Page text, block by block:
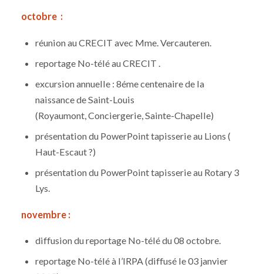
octobre :
réunion au CRECIT avec Mme. Vercauteren.
reportage No-télé au CRECIT .
excursion annuelle : 8éme centenaire de la
naissance de Saint-Louis
(Royaumont, Conciergerie, Sainte-Chapelle)
présentation du PowerPoint tapisserie au Lions (
Haut-Escaut ?)
présentation du PowerPoint tapisserie au Rotary 3
Lys.
novembre :
diffusion du reportage No-télé du 08 octobre.
reportage No-télé à l’IRPA (diffusé le 03 janvier